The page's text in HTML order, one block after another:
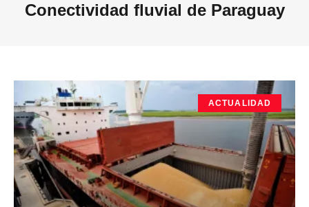
Conectividad fluvial de Paraguay
ACTUALIDAD